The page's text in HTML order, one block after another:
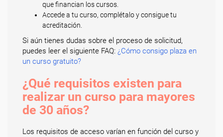
que financian los cursos.
Accede a tu curso, complétalo y consigue tu
acreditación.
Si aún tienes dudas sobre el proceso de solicitud,
puedes leer el siguiente FAQ: ¿Cómo consigo plaza en
un curso gratuito?
¿Qué requisitos existen para
realizar un curso para mayores
de 30 años?
Los requisitos de acceso varían en función del curso y